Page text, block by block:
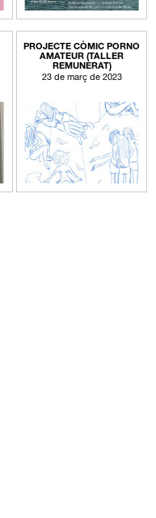
PROJECTE CÒMIC PORNO
AMATEUR (TALLER
REMUNERAT)
23 de març de 2023